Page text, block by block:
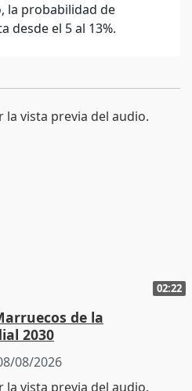
la probabilidad de
desde el 5 al 13%.
02:22
de la
2030
08/2026